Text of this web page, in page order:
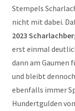
Stempels
nicht mit dabei.
2023
erst einmal
dann am Gaumen
und bleibt
ebenfalls immer
Hundertgulden